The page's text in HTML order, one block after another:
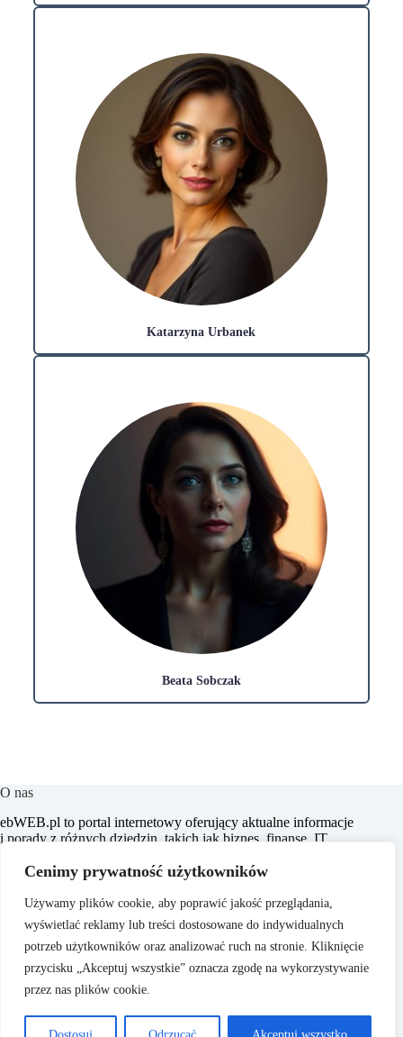
Cenimy prywatność użytkowników
Używamy plików cookie, aby poprawić jakość przeglądania,
wyświetlać reklamy lub treści dostosowane do indywidualnych
potrzeb użytkowników oraz analizować ruch na stronie. Kliknięcie
przycisku „Akceptuj wszystkie” oznacza zgodę na wykorzystywanie
przez nas plików cookie.
Katarzyna Urbanek
Beata Sobczak
O nas
​ebWEB.pl to portal internetowy oferujący aktualne informacje
i porady z różnych dziedzin, takich jak biznes, finanse, IT,
dostarczanie rzetelnych i inspirujących treści, które wspierają
poszerzają ich horyzonty.
Copyright © 2026 -
O nas
Polityka Prywatności